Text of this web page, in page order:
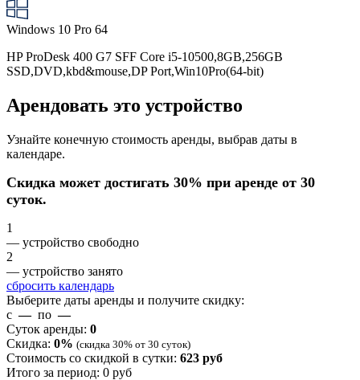
Windows 10 Pro 64
HP ProDesk 400 G7 SFF Core i5-10500,8GB,256GB
SSD,DVD,kbd&mouse,DP Port,Win10Pro(64-bit)
Арендовать это устройство
Узнайте конечную стоимость аренды, выбрав даты в
календаре.
Скидка может достигать 30% при аренде от 30
суток.
1
— устройство свободно
2
— устройство занято
сбросить календарь
Выберите даты аренды и получите скидку:
с — по —
Суток аренды: 0
Скидка: 0% (скидка 30% от 30 суток)
Стоимость со скидкой в сутки: 623 руб
Итого за период: 0 руб